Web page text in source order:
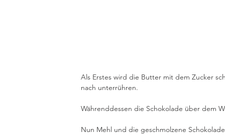
Als Erstes wird die Butter mit dem Zucker
nach unterrühren.
Währenddessen die Schokolade über dem
Nun Mehl und die geschmolzene